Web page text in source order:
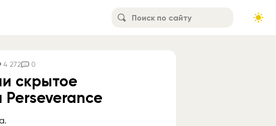
4 272 0
скрытое